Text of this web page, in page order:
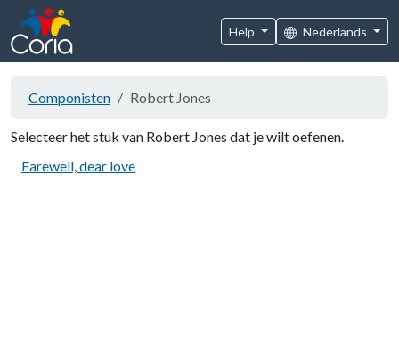
Help Nederlands
Componisten Robert Jones
Selecteer het stuk van Robert Jones dat je wilt oefenen.
Farewell, dear love